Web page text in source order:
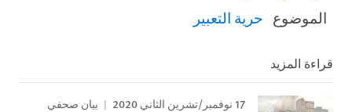
الموضوع حرية التعبير
قراءة المزيد
17 نوفمبر/تشرين الثاني 2020 بيان صحفي